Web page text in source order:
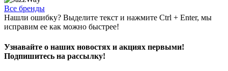
Все бренды
Нашли ошибку? Выделите текст и нажмите Ctrl + Enter, мы
исправим ее как можно быстрее!
Узнавайте о наших новостях и акциях первыми!
Подпишитесь на рассылку!